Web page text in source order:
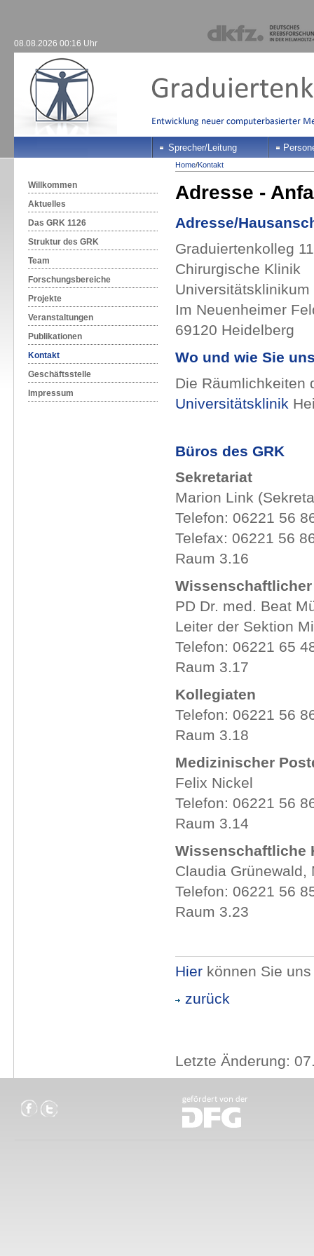
08.08.2026 00:16 Uhr
Sprecher/Leitung
Willkommen
Aktuelles
Das GRK 1126
Struktur des GRK
Team
Forschungsbereiche
Projekte
Veranstaltungen
Publikationen
Kontakt
Geschäftsstelle
Impressum
Home/Kontakt
Adresse -
Adresse/
Graduiertenkolleg
Chirurgische Klinik
Universitätsklinikum
Im Neuenheimer
69120 Heidelberg
Wo und wie Sie
Die Räumlichkeiten
Universitätsklinik
Büros des GRK
Sekretariat
Marion Link
Telefon: 06221 56
Telefax: 06221 56
Raum 3.16
PD Dr. med. Beat
Leiter der Sektion
Telefon: 06221 65
Raum 3.17
Kollegiaten
Telefon: 06221 56
Raum 3.18
Medizinischer
Felix Nickel
Telefon: 06221 56
Raum 3.14
Wissenschaftliche
Claudia Grünewald,
Telefon: 06221 56
Raum 3.23
Hier können Sie
zurück
Letzte Änderung: